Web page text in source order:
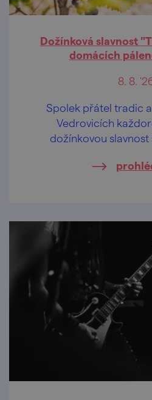
Dožínková slavnost
domácích
8. 8.
Spolek přátel tradic
Vedrovicích
dožínkovou